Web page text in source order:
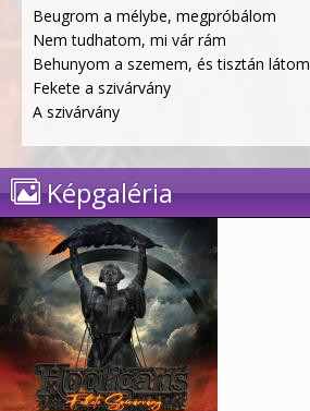
Beugrom a mélybe, megpróbálom
Nem tudhatom, mi vár rám
Behunyom a szemem, és tisztán látom
Fekete a szivárvány
A szivárvány
Képgaléria